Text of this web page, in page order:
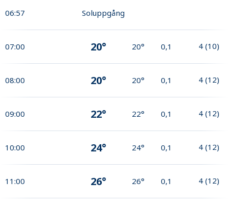
06:57 Soluppgång
07:00 20° 20° 0,1 4 (10)
08:00 20° 20° 0,1 4 (12)
09:00 22° 22° 0,1 4 (12)
10:00 24° 24° 0,1 4 (12)
11:00 26° 26° 0,1 4 (12)